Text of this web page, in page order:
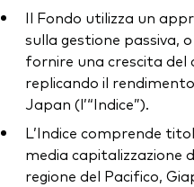
Il Fondo utilizza un
sulla gestione passiva,
fornire una crescita del
replicando il
Japan (l’“Indice”).
L’Indice comprende
media capitalizzazione
regione del Pacifico,